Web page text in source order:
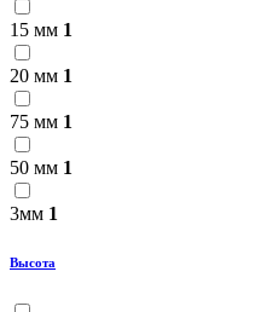
15 мм 1
20 мм 1
75 мм 1
50 мм 1
3мм 1
Высота